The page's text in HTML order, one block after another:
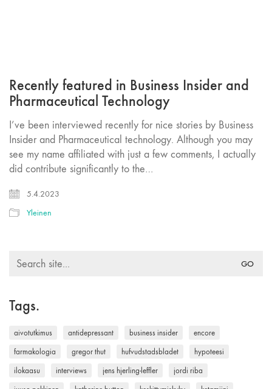
Recently featured in Business Insider and
Pharmaceutical Technology
I’ve been interviewed recently for nice stories by Business
Insider and Pharmaceutical technology. Although you may
see my name affiliated with just a few comments, I actually
did contribute significantly to the…
5.4.2023
Yleinen
Search
Tags.
aivotutkimus antidepressant business insider encore
farmakologia gregor thut hufvudstadsbladet hypoteesi
ilokaasu interviews jens hjerling-leffler jordi riba